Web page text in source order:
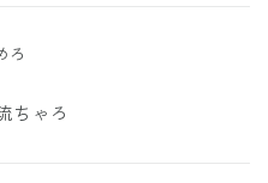
ろ
ちゃろ